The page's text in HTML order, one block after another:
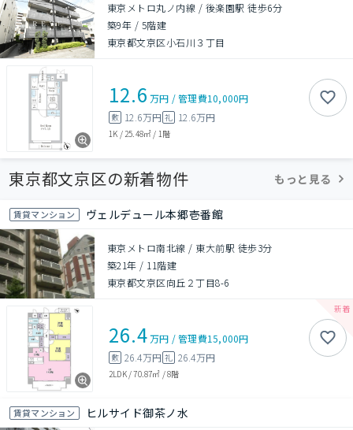
東京メトロ丸ノ内線 / 後楽園駅 徒歩6分
築9年 / 5階建
東京都文京区小石川３丁目
12.6 万円 /管理費10,000円
敷 12.6万円 礼 12.6万円
1K / 25.48㎡ / 1階
東京都文京区の新着物件 もっと見る
賃貸マンション ヴェルデュール本郷壱番館
東京メトロ南北線 / 東大前駅 徒歩3分
築21年 / 11階建
東京都文京区向丘２丁目8-6
26.4万円 /管理費15,000円
敷 26.4万円 礼 26.4万円
2LDK/70.87㎡ /8階
賃貸マンション ヒルサイド御茶ノ水